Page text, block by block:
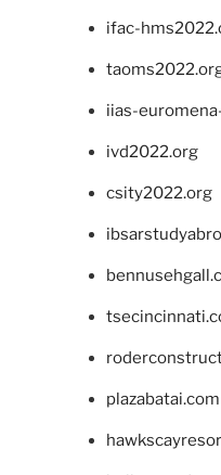
ifac-
iias-
ivd2022.org
csity2022.org
plazabatai.com